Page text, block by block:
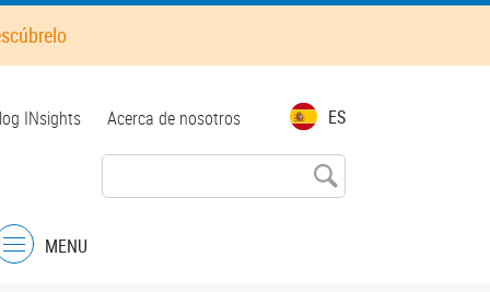
ES
INsights Acerca de nosotros
Menu
MENU